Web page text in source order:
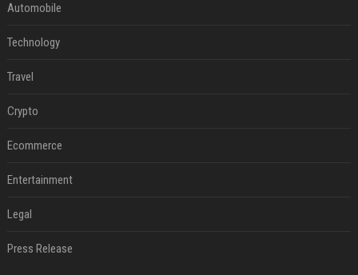
Automobile
Technology
Travel
Crypto
Ecommerce
Entertainment
Legal
Press Release